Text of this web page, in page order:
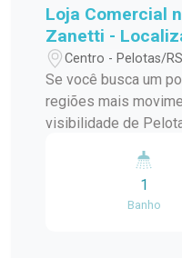
Loja Comercial
Zanetti -
Centro de Pelotas
Centro - Pelotas/RS
Se você busca um
regiões mais
visibilidade de
na Av. Bento
espaço ideal para
Destaques do Imóvel: Loja térrea com excelente
1
Banho